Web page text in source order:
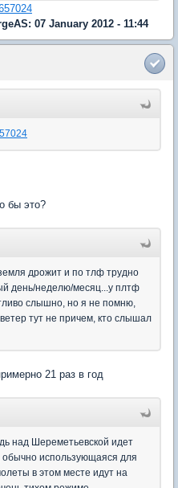
07 January 2012 - 11:44
бы это?
дрожит и по тлф трудно
день/неделю/месяц...у плтф
слышно, но я не помню,
тут не причем, кто слышал
21 раз в год
над Шереметьевской идет
использующаяся для
в этом месте идут на